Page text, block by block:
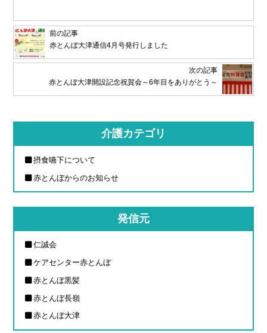
前の記事
赤とんぼ大津通信4月号発行しました
次の記事
赤とんぼ大津開設記念祝賀会～6年目をありがとう～
介護カテゴリ
摂食嚥下について
赤とんぼからのお知らせ
発信元
仁誠会
ケアセンター赤とんぼ
赤とんぼ黒髪
赤とんぼ長嶺
赤とんぼ大津